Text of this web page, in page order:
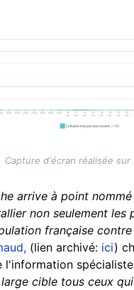
Capture d'écran réalisée sur
arrive à point
non seulement les
française
(lien archivé: ici)
l'information
cible tous ceux